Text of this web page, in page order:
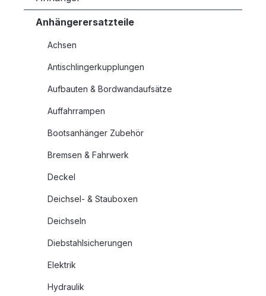
Anhängerersatzteile
Achsen
Antischlingerkupplungen
Aufbauten & Bordwandaufsätze
Auffahrrampen
Bootsanhänger Zubehör
Bremsen & Fahrwerk
Deckel
Deichsel- & Stauboxen
Deichseln
Diebstahlsicherungen
Elektrik
Hydraulik